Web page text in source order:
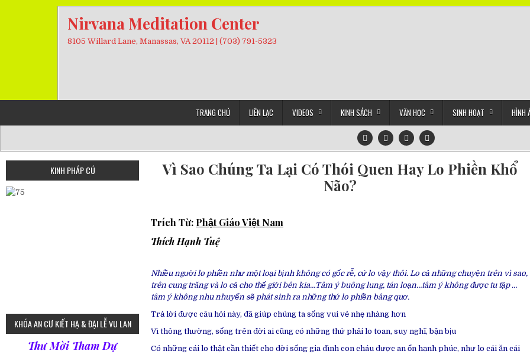
Nirvana Meditation Center
8105 Willard Lane, Manassas, VA 20112 | (703) 791-5323
TRANG CHỦ LIÊN LẠC VIDEOS KINH SÁCH VĂN HỌC SINH HOẠT HÌNH
Vì Sao Chúng Ta Lại Có Thói Quen Hay Lo Phiền Khổ
Não?
Trích Từ: Phật Giáo Việt Nam
Thích Hạnh Tuệ
Nhiều người lo phiền như một loại bịnh không có gốc rễ, cứ lo vậy thôi. Lo cả những chuyện trên vì sao,
trên cung trăng và lo cả cho thế giới bên kia…Tâm ý buông lung, tán loạn…tâm ý không được tu tập …
tâm ý không nhu nhuyến sẽ phát sinh ra những thứ lo phiền bâng quơ.
Trả lời được câu hỏi này, đã giúp chúng ta sống vui vẻ nhẹ nhàng hơn
Vì thông thường, sống trên đời ai cũng có những thứ phải lo toan, suy nghĩ, bận bịu
Có những cái lo thật cần thiết cho đời sống gia đình con cháu được an ổn hạnh phúc, như lo cái ăn cái
KINH PHÁP CÚ
75
KHÓA AN CƯ KIẾT HẠ & ĐẠI LỄ VU LAN
Thư Mời Tham Dự